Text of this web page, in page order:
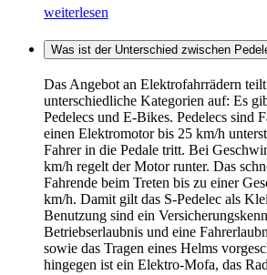
weiterlesen
Was ist der Unterschied zwischen
Das Angebot an Elektrofahrrädern
unterschiedliche Kategorien auf: Es
Pedelecs und E-Bikes. Pedelecs sind
einen Elektromotor bis 25 km/h
Fahrer in die Pedale tritt. Bei
km/h regelt der Motor runter. Das
Fahrende beim Treten bis zu einer
km/h. Damit gilt das S-Pedelec als
Benutzung sind ein
Betriebserlaubnis und eine
sowie das Tragen eines Helms
hingegen ist ein Elektro-Mofa, das